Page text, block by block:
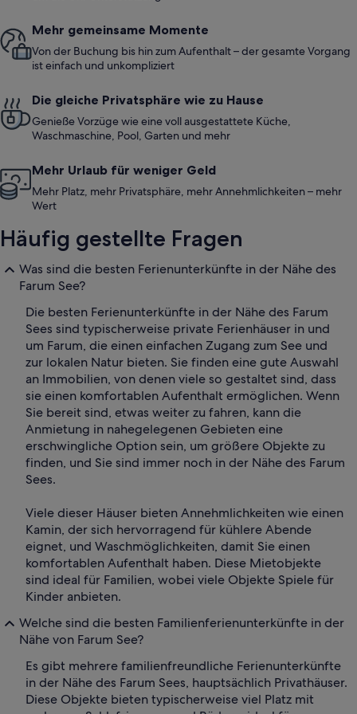
Mehr gemeinsame Momente
Von der Buchung bis hin zum Aufenthalt – der gesamte Vorgang
ist einfach und unkompliziert
Die gleiche Privatsphäre wie zu Hause
Genieße Vorzüge wie eine voll ausgestattete Küche,
Waschmaschine, Pool, Garten und mehr
Mehr Urlaub für weniger Geld
Mehr Platz, mehr Privatsphäre, mehr Annehmlichkeiten – mehr
Wert
Häufig gestellte Fragen
Was sind die besten Ferienunterkünfte in der Nähe des
Farum See?
Die besten Ferienunterkünfte in der Nähe des Farum
Sees sind typischerweise private Ferienhäuser in und
um Farum, die einen einfachen Zugang zum See und
zur lokalen Natur bieten. Sie finden eine gute Auswahl
an Immobilien, von denen viele so gestaltet sind, dass
sie einen komfortablen Aufenthalt ermöglichen. Wenn
Sie bereit sind, etwas weiter zu fahren, kann die
Anmietung in nahegelegenen Gebieten eine
erschwingliche Option sein, um größere Objekte zu
finden, und Sie sind immer noch in der Nähe des Farum
Sees.
Viele dieser Häuser bieten Annehmlichkeiten wie einen
Kamin, der sich hervorragend für kühlere Abende
eignet, und Waschmöglichkeiten, damit Sie einen
komfortablen Aufenthalt haben. Diese Mietobjekte
sind ideal für Familien, wobei viele Objekte Spiele für
Kinder anbieten.
Welche sind die besten Familienferienunterkünfte in der
Nähe von Farum See?
Es gibt mehrere familienfreundliche Ferienunterkünfte
in der Nähe des Farum Sees, hauptsächlich Privathäuser.
Diese Objekte bieten typischerweise viel Platz mit